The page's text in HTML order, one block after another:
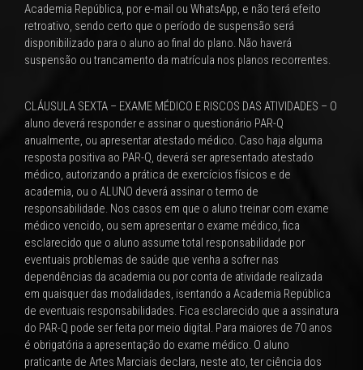
Academia República, por e-mail ou WhatsApp, e não terá efeito
retroativo, sendo certo que o período de suspensão será
disponibilizado para o aluno ao final do plano. Não haverá
suspensão ou trancamento da matrícula nos planos recorrentes.
CLÁUSULA SEXTA – EXAME MÉDICO E RISCOS DAS ATIVIDADES – O
aluno deverá responder e assinar o questionário PAR-Q
anualmente, ou apresentar atestado médico. Caso haja alguma
resposta positiva ao PAR-Q, deverá ser apresentado atestado
médico, autorizando a prática de exercícios físicos e de
academia, ou o ALUNO deverá assinar o termo de
responsabilidade. Nos casos em que o aluno treinar com exame
médico vencido, ou sem apresentar o exame médico, fica
esclarecido que o aluno assume total responsabilidade por
eventuais problemas de saúde que venha a sofrer nas
dependências da academia ou por conta de atividade realizada
em quaisquer das modalidades, isentando a Academia República
de eventuais responsabilidades. Fica esclarecido que a assinatura
do PAR-Q pode ser feita por meio digital. Para maiores de 70 anos
é obrigatória a apresentação do exame médico. O aluno
praticante de Artes Marciais declara, neste ato, ter ciência dos